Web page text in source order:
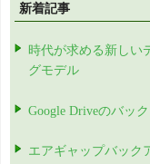
新着記事
時代が求める新しい
グモデル
Google Driveのバッ
エアギャップバック